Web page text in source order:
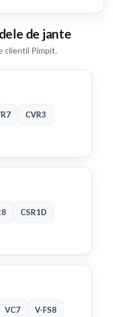
de jante
clientii Pimpit.
CVR3
CSR1D
VC7 V-FS8